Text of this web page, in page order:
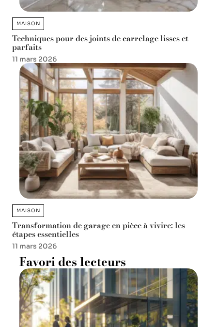
MAISON
Techniques pour des joints de carrelage lisses et
parfaits
11 mars 2026
MAISON
Transformation de garage en pièce à vivire: les
étapes essentielles
11 mars 2026
Favori des lecteurs